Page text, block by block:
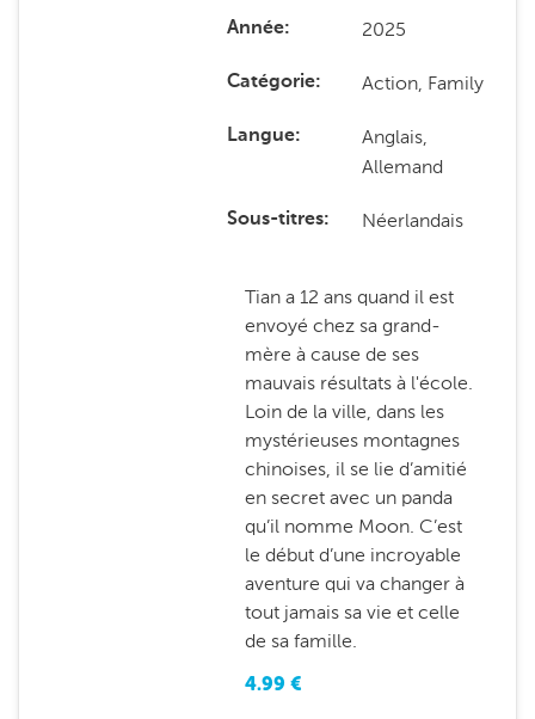
Année 2025
Catégorie Action, Family
Langue
Anglais,
Allemand
Sous-titres Néerlandais
Tian a 12 ans quand il est
envoyé chez sa grand-
mère à cause de ses
mauvais résultats à l'école.
Loin de la ville, dans les
mystérieuses montagnes
chinoises, il se lie d’amitié
en secret avec un panda
qu’il nomme Moon. C’est
le début d’une incroyable
aventure qui va changer à
tout jamais sa vie et celle
de sa famille.
4.99 €